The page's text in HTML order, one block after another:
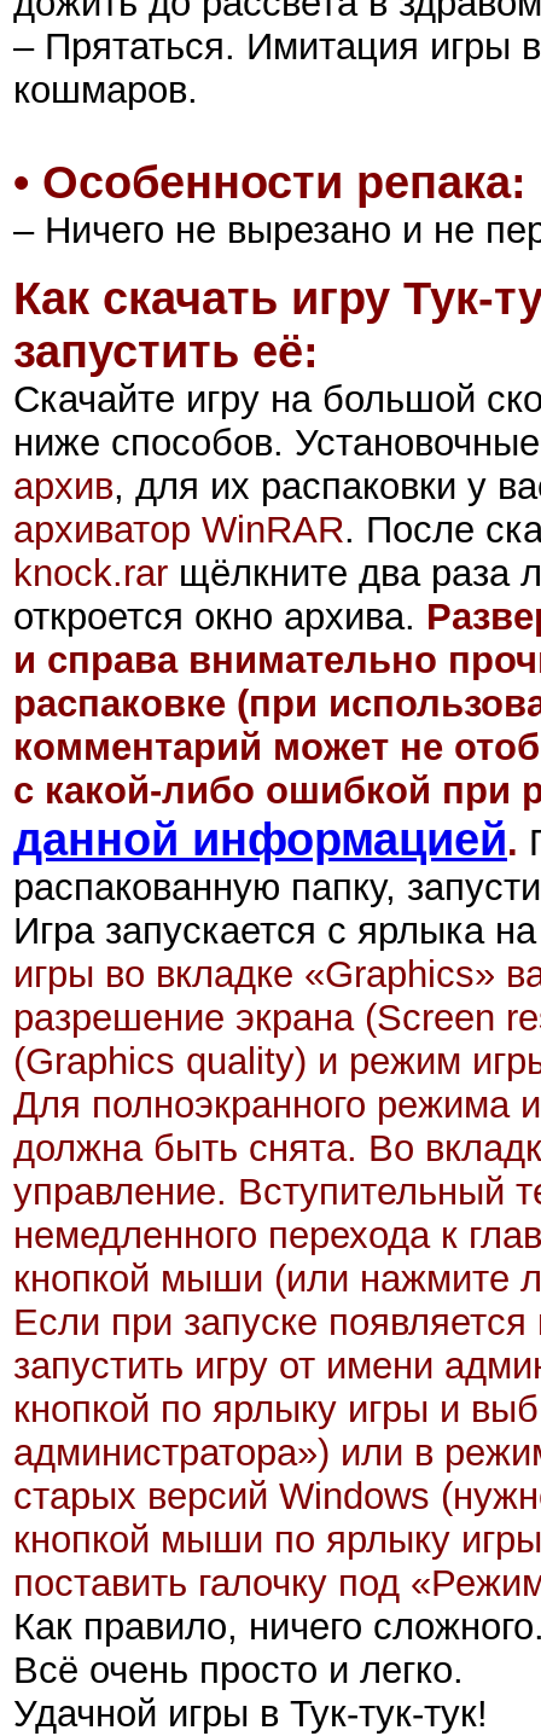
– Прятаться. Имитация игры
кошмаров.
• Особенности репака:
– Ничего не вырезано и не
Как скачать игру Тук-
запустить её:
Скачайте игру на большой
ниже способов.
архив, для их распаковки у
архиватор WinRAR. После
knock.rar щёлкните два раза
откроется окно архива.
и справа внимательно
распаковке (при
комментарий может не
с какой-либо ошибкой при
данной информацией.
распакованную папку,
Игра запускается с ярлыка
игры во вкладке «Graphics»
разрешение экрана (Screen
(Graphics quality) и режим
Для полноэкранного режима
должна быть снята. Во
управление. Вступительный
немедленного перехода к
кнопкой мыши (или нажмите
Если при запуске
запустить игру от имени
кнопкой по ярлыку игры и
администратора») или в
старых версий Windows
кнопкой мыши по ярлыку
поставить галочку под
Как правило, ничего
Всё очень просто и легко.
Удачной игры в Тук-тук-тук!